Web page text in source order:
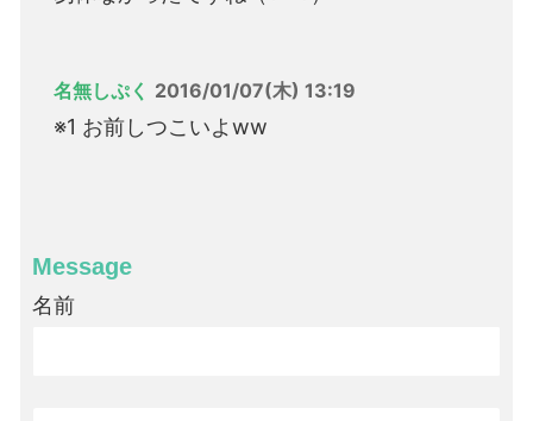
名無しぷく 2016/01/07(木) 13:19
※1 お前しつこいよww
Message
名前